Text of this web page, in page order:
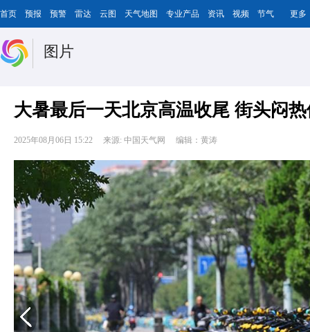
首页 预报 预警 雷达 云图 天气地图 专业产品 资讯 视频 节气 更多
图片
大暑最后一天北京高温收尾 街头闷
2025年08月06日 15:22 来源: 中国天气网 编辑：黄涛